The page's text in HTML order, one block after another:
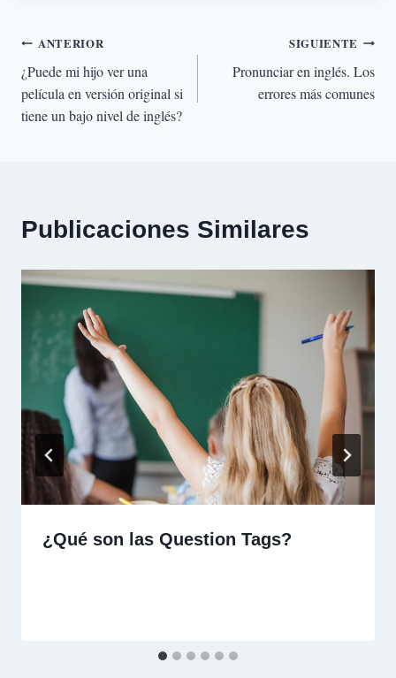
Navegación
de
entradas
ANTERIOR
¿Puede mi hijo ver una
película en versión original si
tiene un bajo nivel de inglés?
SIGUIENTE
Pronunciar en inglés. Los
errores más comunes
Publicaciones Similares
¿Qué son las Question Tags?